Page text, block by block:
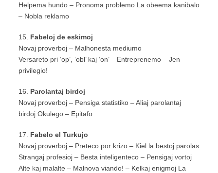
Helpema hundo – Pronoma problemo La obeema kanibalo
– Nobla reklamo
15. Fabeloj de eskimoj
Novaj proverboj – Malhonesta mediumo
Versareto pri ‘op’, ‘obl’ kaj ‘on’ – Entreprenemo – Jen
privilegio!
16. Parolantaj birdoj
Novaj proverboj – Pensiga statistiko – Aliaj parolantaj
birdoj Okulego – Epitafo
17. Fabelo el Turkujo
Novaj proverboj – Preteco por krizo – Kiel la bestoj parolas
Strangaj profesioj – Besta inteligenteco – Pensigaj vortoj
Alte kaj malalte – Malnova viando! – Kelkaj enigmoj La